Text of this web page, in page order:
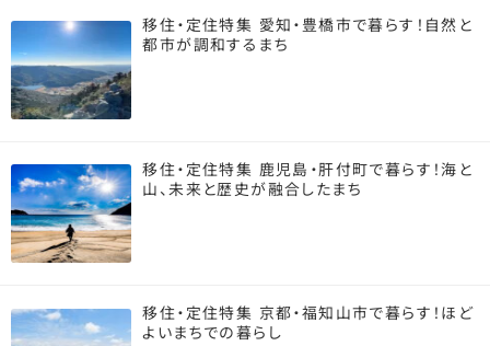
移住・定住特集 愛知・豊橋市で暮らす！自然と
都市が調和するまち
移住・定住特集 鹿児島・肝付町で暮らす！海と
山、未来と歴史が融合したまち
移住・定住特集 京都・福知山市で暮らす！ほど
よいまちでの暮らし